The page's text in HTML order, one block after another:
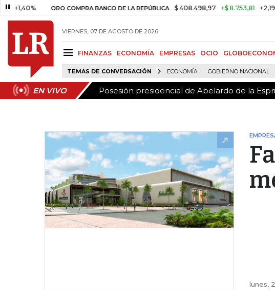
ORO COMPRA BANCO DE LA REPÚBLICA $ 408.498,97 +$ 8.753,81 +2,19%
VIERNES, 07 DE AGOSTO DE 2026
FINANZAS ECONOMÍA EMPRESAS OCIO
TEMAS DE CONVERSACIÓN ECONOMÍA GOBIERNO NACIONAL
EN VIVO Posesión presidencial de Abelardo de la
EN VIVO Posesión presidencial de Abelardo de la
lunes,